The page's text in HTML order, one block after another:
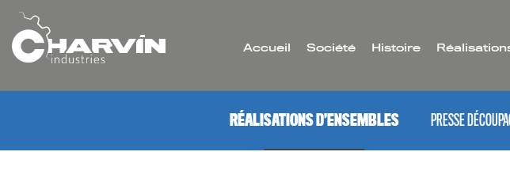
Accueil Société Histoire
RÉALISATIONS D’ENSEMBLES PRESSE